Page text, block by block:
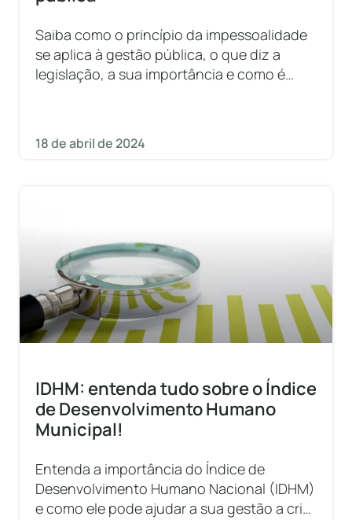
Saiba como o princípio da impessoalidade
se aplica à gestão pública, o que diz a
legislação, a sua importância e como é
18 de abril de 2024
IDHM: entenda tudo sobre o Índice
de Desenvolvimento Humano
Municipal!
Entenda a importância do Índice de
Desenvolvimento Humano Nacional (IDHM)
e como ele pode ajudar a sua gestão a criar